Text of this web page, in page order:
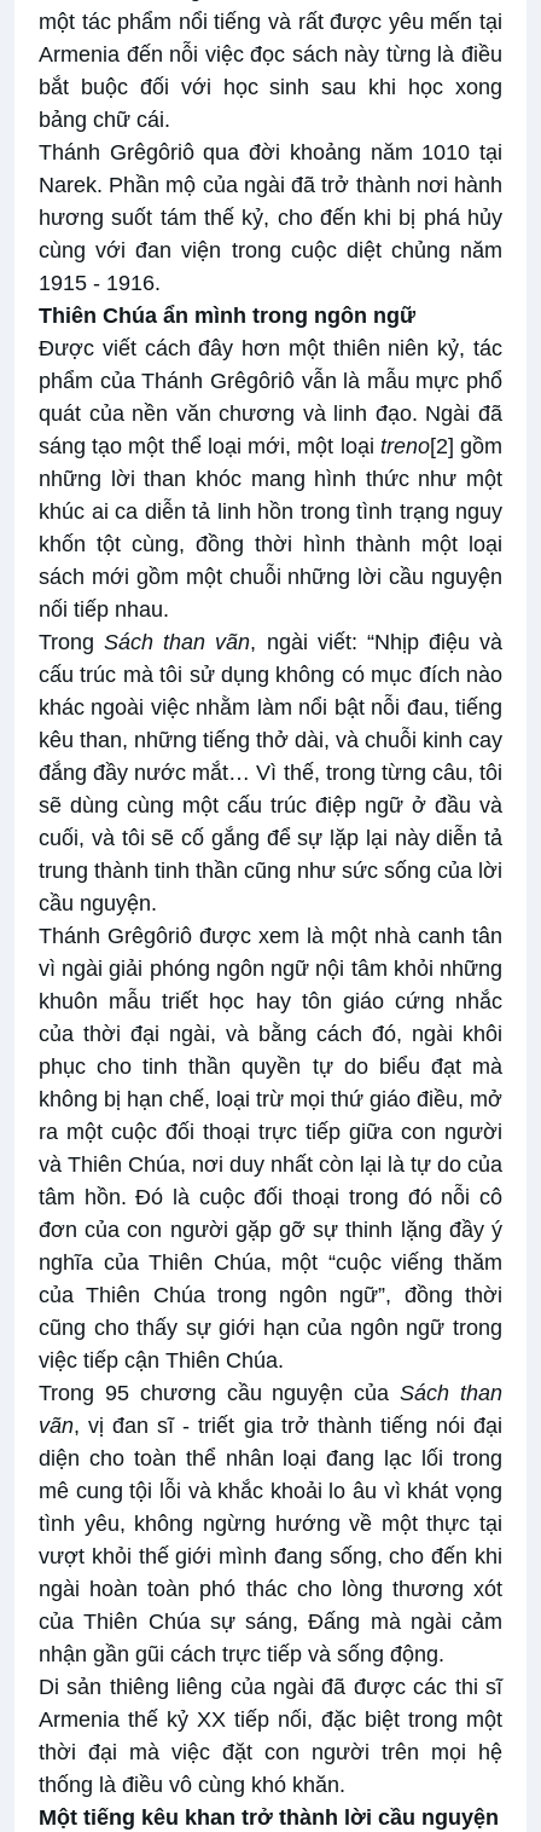
một tác phẩm nổi tiếng và rất được yêu mến tại
Armenia đến nỗi việc đọc sách này từng là điều
bắt buộc đối với học sinh sau khi học xong
bảng chữ cái.
Thánh Grêgôriô qua đời khoảng năm 1010 tại
Narek. Phần mộ của ngài đã trở thành nơi hành
hương suốt tám thế kỷ, cho đến khi bị phá hủy
cùng với đan viện trong cuộc diệt chủng năm
1915 - 1916.
Thiên Chúa ẩn mình trong ngôn ngữ
Được viết cách đây hơn một thiên niên kỷ, tác
phẩm của Thánh Grêgôriô vẫn là mẫu mực phổ
quát của nền văn chương và linh đạo. Ngài đã
sáng tạo một thể loại mới, một loại treno[2] gồm
những lời than khóc mang hình thức như một
khúc ai ca diễn tả linh hồn trong tình trạng nguy
khốn tột cùng, đồng thời hình thành một loại
sách mới gồm một chuỗi những lời cầu nguyện
nối tiếp nhau.
TrongSách than vãn, ngài viết: “Nhịp điệu và
cấu trúc mà tôi sử dụng không có mục đích nào
khác ngoài việc nhằm làm nổi bật nỗi đau, tiếng
kêu than, những tiếng thở dài, và chuỗi kinh cay
đắng đầy nước mắt… Vì thế, trong từng câu, tôi
sẽ dùng cùng một cấu trúc điệp ngữ ở đầu và
cuối, và tôi sẽ cố gắng để sự lặp lại này diễn tả
trung thành tinh thần cũng như sức sống của lời
cầu nguyện.
Thánh Grêgôriô được xem là một nhà canh tân
vì ngài giải phóng ngôn ngữ nội tâm khỏi những
khuôn mẫu triết học hay tôn giáo cứng nhắc
của thời đại ngài, và bằng cách đó, ngài khôi
phục cho tinh thần quyền tự do biểu đạt mà
không bị hạn chế, loại trừ mọi thứ giáo điều, mở
ra một cuộc đối thoại trực tiếp giữa con người
và Thiên Chúa, nơi duy nhất còn lại là tự do của
tâm hồn. Đó là cuộc đối thoại trong đó nỗi cô
đơn của con người gặp gỡ sự thinh lặng đầy ý
nghĩa của Thiên Chúa, một “cuộc viếng thăm
của Thiên Chúa trong ngôn ngữ”, đồng thời
cũng cho thấy sự giới hạn của ngôn ngữ trong
việc tiếp cận Thiên Chúa.
Trong 95 chương cầu nguyện củaSách than
vãn, vị đan sĩ - triết gia trở thành tiếng nói đại
diện cho toàn thể nhân loại đang lạc lối trong
mê cung tội lỗi và khắc khoải lo âu vì khát vọng
tình yêu, không ngừng hướng về một thực tại
vượt khỏi thế giới mình đang sống, cho đến khi
ngài hoàn toàn phó thác cho lòng thương xót
của Thiên Chúa sự sáng, Đấng mà ngài cảm
nhận gần gũi cách trực tiếp và sống động.
Di sản thiêng liêng của ngài đã được các thi sĩ
Armenia thế kỷ XX tiếp nối, đặc biệt trong một
thời đại mà việc đặt con người trên mọi hệ
thống là điều vô cùng khó khăn.
Một tiếng kêu khan trở thành lời cầu nguyện